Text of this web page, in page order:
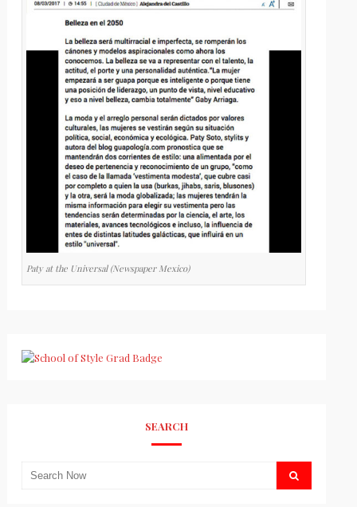
Paty at the Universal (Newspaper Mexico)
SEARCH